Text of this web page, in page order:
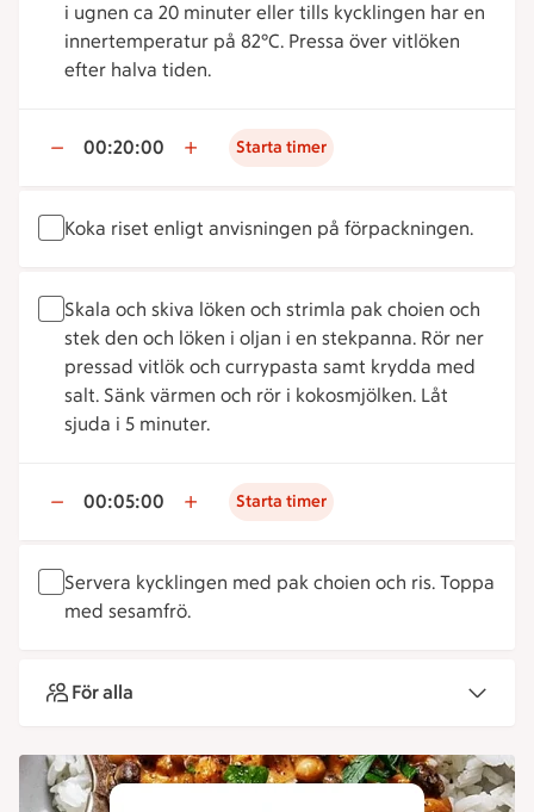
i ugnen ca 20 minuter eller tills kycklingen har en
innertemperatur på 82°C. Pressa över vitlöken
efter halva tiden.
00:20:00 Starta timer
Koka riset enligt anvisningen på förpackningen.
Skala och skiva löken och strimla pak choien och
stek den och löken i oljan i en stekpanna. Rör ner
pressad vitlök och currypasta samt krydda med
salt. Sänk värmen och rör i kokosmjölken. Låt
sjuda i 5 minuter.
00:05:00 Starta timer
Servera kycklingen med pak choien och ris. Toppa
med sesamfrö.
För alla